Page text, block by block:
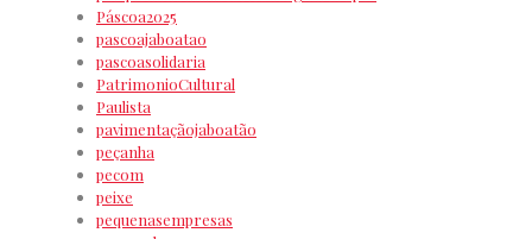
Páscoa2025
pascoajaboatao
pascoasolidaria
PatrimonioCultural
Paulista
pavimentaçãojaboatão
peçanha
pecom
peixe
pequenasempresas